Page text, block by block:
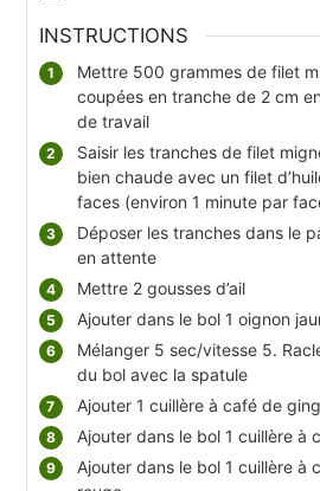
INSTRUCTIONS
Mettre 500 grammes de filet
coupées en tranche de 2 cm
de travail
Saisir les tranches de filet
bien chaude avec un filet
faces (environ 1 minute par
Déposer les tranches dans le
en attente
Mettre 2 gousses d’ail
Ajouter dans le bol 1 oignon
Mélanger 5 sec/vitesse 5.
du bol avec la spatule
Ajouter 1 cuillère à café de
Ajouter dans le bol 1 cuillère à
Ajouter dans le bol 1 cuillère à